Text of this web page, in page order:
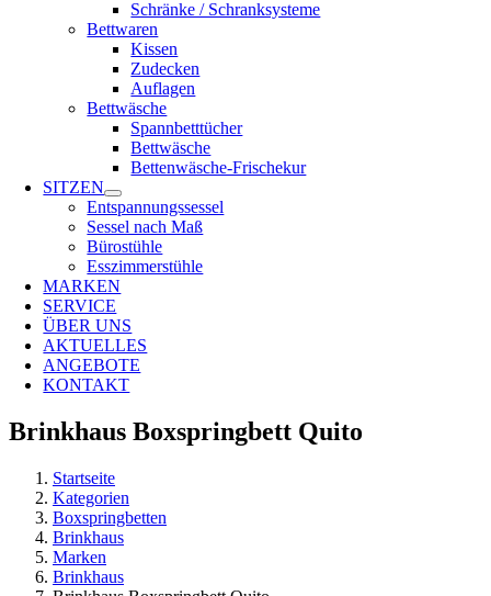
Schränke / Schranksysteme
Bettwaren
Kissen
Zudecken
Auflagen
Bettwäsche
Spannbetttücher
Bettwäsche
Bettenwäsche-Frischekur
SITZEN
Entspannungssessel
Sessel nach Maß
Bürostühle
Esszimmerstühle
MARKEN
SERVICE
ÜBER UNS
AKTUELLES
ANGEBOTE
KONTAKT
Brinkhaus Boxspringbett Quito
Startseite
Kategorien
Boxspringbetten
Brinkhaus
Marken
Brinkhaus